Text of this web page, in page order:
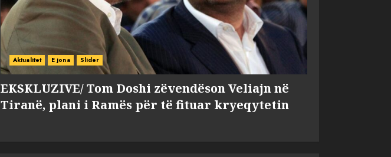
Aktualitet E jona Slider
EKSKLUZIVE/ Tom Doshi zëvendëson Veliajn në
Tiranë, plani i Ramës për të fituar kryeqytetin